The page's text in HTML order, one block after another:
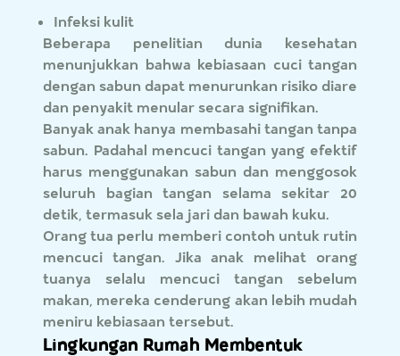
Infeksi kulit
Beberapa penelitian dunia kesehatan
menunjukkan bahwa kebiasaan cuci tangan
dengan sabun dapat menurunkan risiko diare
dan penyakit menular secara signifikan.
Banyak anak hanya membasahi tangan tanpa
sabun. Padahal mencuci tangan yang efektif
harus menggunakan sabun dan menggosok
seluruh bagian tangan selama sekitar 20
detik, termasuk sela jari dan bawah kuku.
Orang tua perlu memberi contoh untuk rutin
mencuci tangan. Jika anak melihat orang
tuanya selalu mencuci tangan sebelum
makan, mereka cenderung akan lebih mudah
meniru kebiasaan tersebut.
Lingkungan Rumah Membentuk